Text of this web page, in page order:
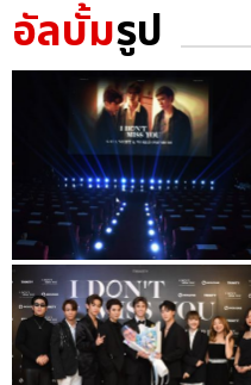
อัลบั้มรูป